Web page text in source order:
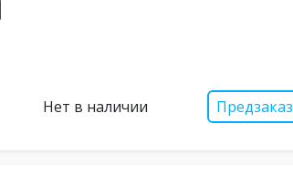
Нет в наличии Предзаказ